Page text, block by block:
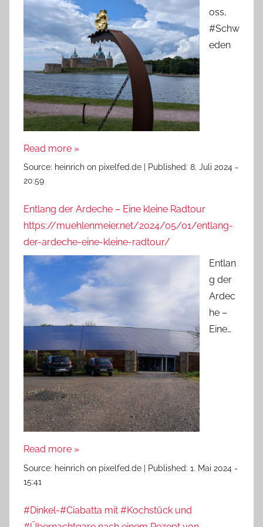
oss,
#Schw
eden
Read more »
Source: heinrich on pixelfed.de Published: 8. Juli 2024 -
20:59
Entlang der Ardeche – Eine kleine Radtour
https://muehlenmeier.net/2024/05/01/entlang-
der-ardeche-eine-kleine-radtour/
Entlan
g der
Ardec
he –
Eine…
Read more »
Source: heinrich on pixelfed.de Published: 1. Mai 2024 -
15:41
#Dinkel-#Ciabatta mit #Kochstück und